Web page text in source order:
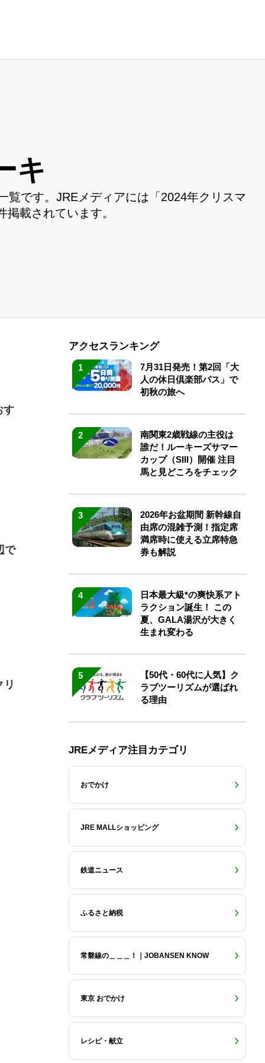
キ
覧です。JREメディアには「2024年クリスマ
載されています。
す
で
アクセスランキング
1
7月31日発売！第2回「大
人の休日倶楽部パス」で
初秋の旅へ
2
南関東2歳戦線の主役は
誰だ！ルーキーズサマー
カップ（SIII）開催 注目
馬と見どころをチェック
3
2026年お盆期間 新幹線自
由席の混雑予測！指定席
満席時に使える立席特急
券も解説
4
日本最大級*の爽快系アト
ラクション誕生！ この
夏、GALA湯沢が大きく
生まれ変わる
5
【50代・60代に人気】ク
ラブツーリズムが選ばれ
る理由
JREメディア注目カテゴリ
おでかけ
JRE MALLショッピング
鉄道ニュース
ふるさと納税
常磐線の＿＿＿！｜JOBANSEN KNOW
東京 おでかけ
レシピ・献立